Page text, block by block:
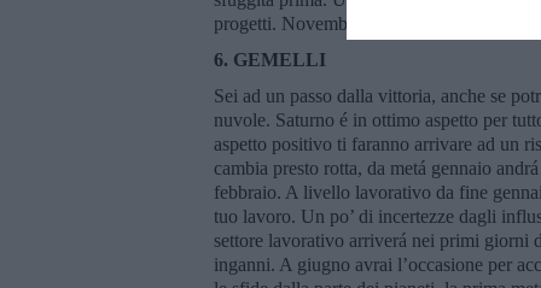
progetti. Novembre sará piú tranquillo,
6. GEMELLI
Sei ad un passo dalla vittoria, anche se
nuvole. Saturno é in ottimo aspetto per
aspetto positivo ti faranno arrivare ad un
cambia presto rotta, da metá gennaio
febbraio. A livello lavorativo da fine
tuo lavoro. Un po’ di incertezze dagli
settore lavorativo arriverá nei primi giorni
inganni. A giugno avrai l’occasione per